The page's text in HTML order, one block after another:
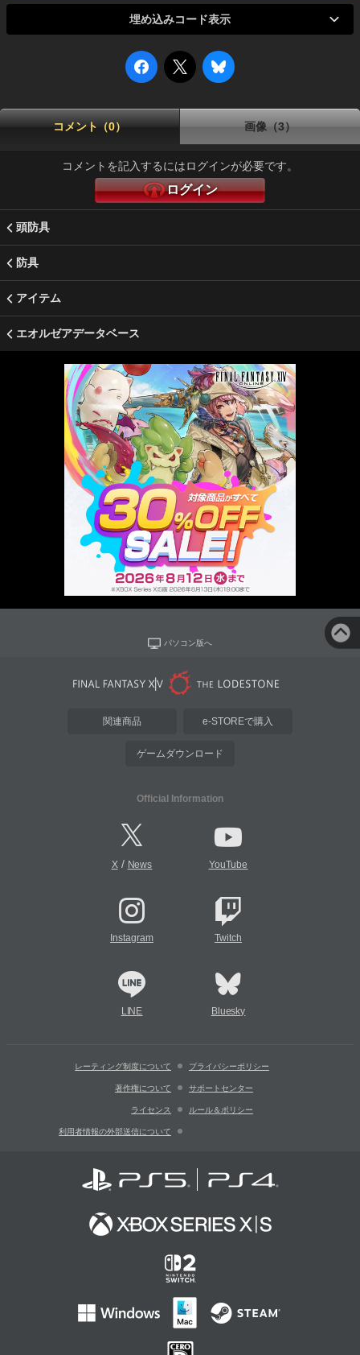
埋め込みコード表示
コメント（0） 画像（3）
コメントを記入するにはログインが必要です。
ログイン
頭防具
防具
アイテム
エオルゼアデータベース
パソコン版へ
関連商品 e-STOREで購入
ゲームダウンロード
Official Information
X/ News YouTube
Instagram Twitch
LINE Bluesky
レーティング制度について プライバシーポリシー
著作権について サポートセンター
ライセンス ルール＆ポリシー
利用者情報の外部送信について